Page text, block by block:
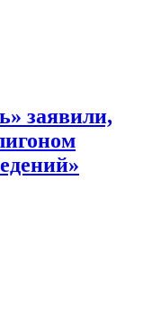
заявили,